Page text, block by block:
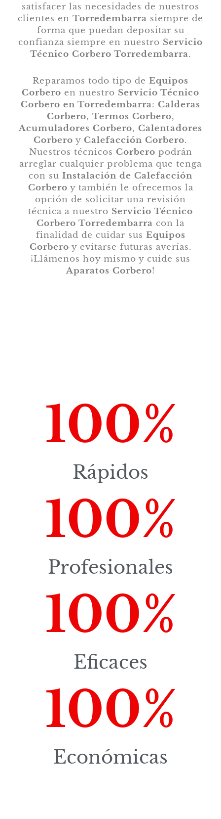
satisfacer las necesidades de nuestros
clientes en Torredembarra siempre de
forma que puedan depositar su
confianza siempre en nuestro Servicio
Técnico Corbero Torredembarra.
Reparamos todo tipo de Equipos
Corbero en nuestro Servicio Técnico
Corbero en Torredembarra: Calderas
Corbero, Termos Corbero,
Acumuladores Corbero, Calentadores
Corbero y Calefacción Corbero.
Nuestros técnicos Corbero podrán
arreglar cualquier problema que tenga
con su Instalación de Calefacción
Corbero y también le ofrecemos la
opción de solicitar una revisión
técnica a nuestro Servicio Técnico
Corbero Torredembarra con la
finalidad de cuidar sus Equipos
Corbero y evitarse futuras averías.
¡Llámenos hoy mismo y cuide sus
Aparatos Corbero!
Rápidos
100%
Profesionales
100%
Eficaces
100%
Económicas
100%